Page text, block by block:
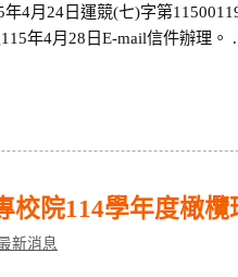
4月24日運競(七)字第
年4月28日E-mail信件辦理
校院114學年度橄欖
新消息